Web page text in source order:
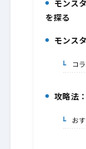
モンス
を探る
モンス
2-1.コ
3.攻略法
3-1.お